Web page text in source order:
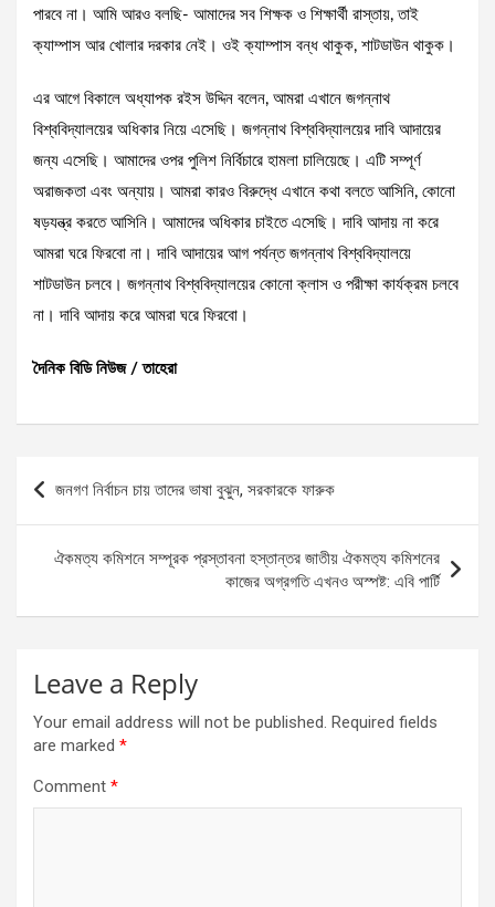
পারবে না। আমি আরও বলছি- আমাদের সব শিক্ষক ও শিক্ষার্থী রাস্তায়, তাই
ক্যাম্পাস আর খোলার দরকার নেই। ওই ক্যাম্পাস বন্ধ থাকুক, শাটডাউন থাকুক।
এর আগে বিকালে অধ্যাপক রইস উদ্দিন বলেন, আমরা এখানে জগন্নাথ
বিশ্ববিদ্যালয়ের অধিকার নিয়ে এসেছি। জগন্নাথ বিশ্ববিদ্যালয়ের দাবি আদায়ের
জন্য এসেছি। আমাদের ওপর পুলিশ নির্বিচারে হামলা চালিয়েছে। এটি সম্পূর্ণ
অরাজকতা এবং অন্যায়। আমরা কারও বিরুদ্ধে এখানে কথা বলতে আসিনি, কোনো
ষড়যন্ত্র করতে আসিনি। আমাদের অধিকার চাইতে এসেছি। দাবি আদায় না করে
আমরা ঘরে ফিরবো না। দাবি আদায়ের আগ পর্যন্ত জগন্নাথ বিশ্ববিদ্যালয়ে
শাটডাউন চলবে। জগন্নাথ বিশ্ববিদ্যালয়ের কোনো ক্লাস ও পরীক্ষা কার্যক্রম চলবে
না। দাবি আদায় করে আমরা ঘরে ফিরবো।
দৈনিক বিডি নিউজ / তাহেরা
Post
navigation
জনগণ নির্বাচন চায় তাদের ভাষা বুঝুন, সরকারকে ফারুক
ঐকমত্য কমিশনে সম্পূরক প্রস্তাবনা হস্তান্তর জাতীয় ঐকমত‍্য কমিশনের
কাজের অগ্রগতি এখনও অস্পষ্ট: এবি পার্টি
Leave a Reply
Your email address will not be published. Required fields
are marked *
Comment *